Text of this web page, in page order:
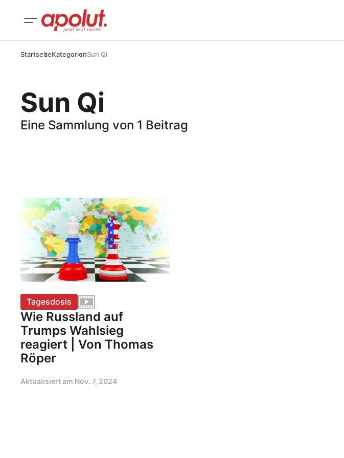
StartseiteKategorienSun Qi
Sun Qi
Eine Sammlung von 1 Beitrag
Tagesdosis
Wie Russland auf
Trumps Wahlsieg
reagiert | Von Thomas
Röper
Aktualisiert am Nov. 7, 2024